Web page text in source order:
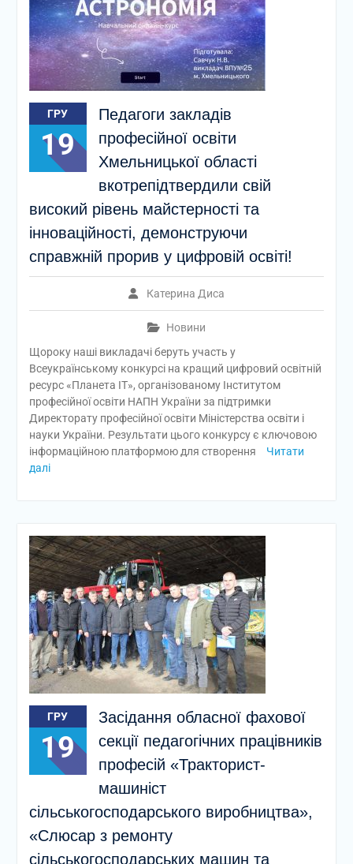
ГРУ
19
Педагоги закладів
професійної освіти
Хмельницької області
вкотрепідтвердили свій
високий рівень майстерності та
інноваційності, демонструючи
справжній прорив у цифровій освіті!
Катерина Диса
Новини
Щороку наші викладачі беруть участь у
Всеукраїнському конкурсі на кращий цифровий освітній
ресурс «Планета ІТ», організованому Інститутом
професійної освіти НАПН України за підтримки
Директорату професійної освіти Міністерства освіти і
науки України. Результати цього конкурсу є ключовою
інформаційною платформою для створення
Читати
далі
ГРУ
19
Засідання обласної фахової
секції педагогічних працівників
професій «Тракторист-
машиніст
сільськогосподарського виробництва»,
«Слюсар з ремонту
сільськогосподарських машин та